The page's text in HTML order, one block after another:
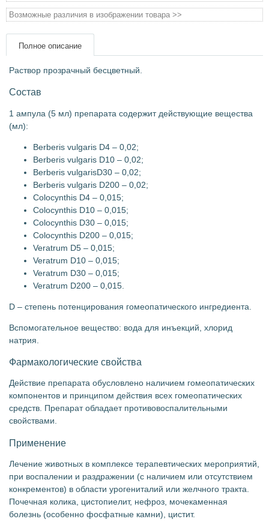
Возможные различия в изображении товара >>
Полное описание
Раствор прозрачный бесцветный.
Состав
1 ампула (5 мл) препарата содержит действующие вещества
(мл):
Berberis vulgaris D4 – 0,02;
Berberis vulgaris D10 – 0,02;
Berberis vulgarisD30 – 0,02;
Berberis vulgaris D200 – 0,02;
Colocynthis D4 – 0,015;
Colocynthis D10 – 0,015;
Colocynthis D30 – 0,015;
Colocynthis D200 – 0,015;
Veratrum D5 – 0,015;
Veratrum D10 – 0,015;
Veratrum D30 – 0,015;
Veratrum D200 – 0,015.
D – степень потенцирования гомеопатического ингредиента.
Вспомогательное вещество: вода для инъекций, хлорид
натрия.
Фармакологические свойства
Действие препарата обусловлено наличием гомеопатических
компонентов и принципом действия всех гомеопатических
средств. Препарат обладает противовоспалительными
свойствами.
Применение
Лечение животных в комплексе терапевтических мероприятий,
при воспалении и раздражении (с наличием или отсутствием
конкрементов) в области урогениталий или желчного тракта.
Почечная колика, цистопиелит, нефроз, мочекаменная
болезнь (особенно фосфатные камни), цистит.
Подарочные сертификаты
Товары для голубей
Товары для грызунов
Хозряд - хозтовары оптом
Популярные зоотовары
Архив / Снято с производства